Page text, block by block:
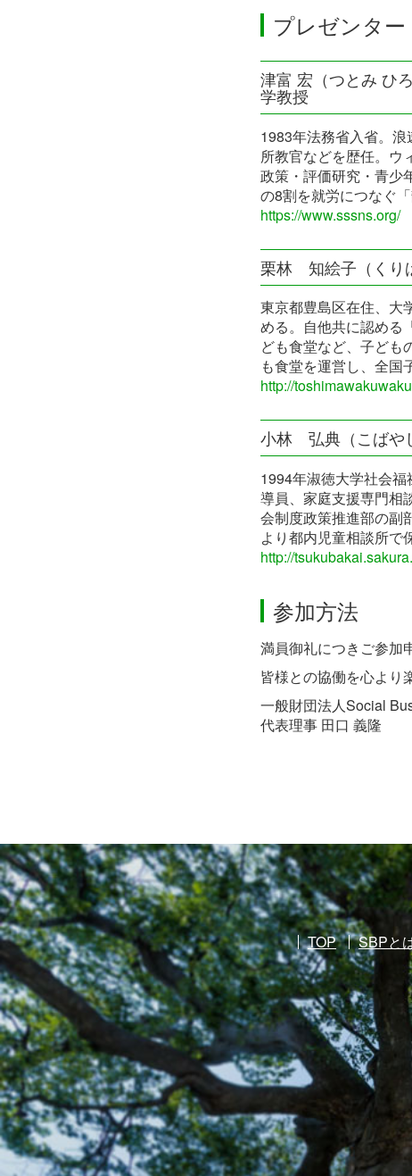
プレゼンター
津富 宏（つとみ ひ
学教授
1983年法務省入省。
所教官などを歴任。ウ
政策・評価研究・青少
の8割を就労につなぐ
https://www.sssns.org/
栗林 知絵子（くり
東京都豊島区在住、大
める。自他共に認める
ども食堂など、子ども
も食堂を運営し、全国
http://
小林 弘典（こばや
1994年淑徳大学社会
導員、家庭支援専門相
会制度政策推進部の副
より都内児童相談所で
http://
参加方法
満員御礼につきご参加
皆様との協働を心より
一般財団法人Social
代表理事 田口 義隆
TOP SBPと